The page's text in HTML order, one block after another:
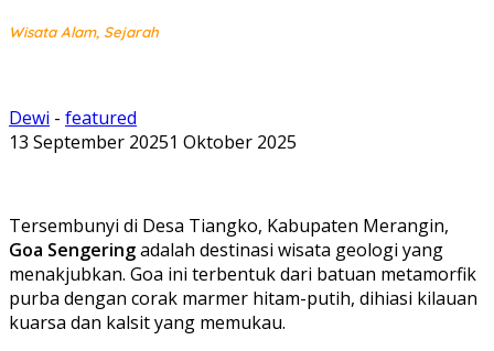
Wisata Alam, Sejarah
Dewi - featured
13 September 20251 Oktober 2025
Tersembunyi di Desa Tiangko, Kabupaten Merangin,
Goa Sengeringadalah destinasi wisata geologi yang
menakjubkan. Goa ini terbentuk dari batuan metamorfik
purba dengan corak marmer hitam-putih, dihiasi kilauan
kuarsa dan kalsit yang memukau.